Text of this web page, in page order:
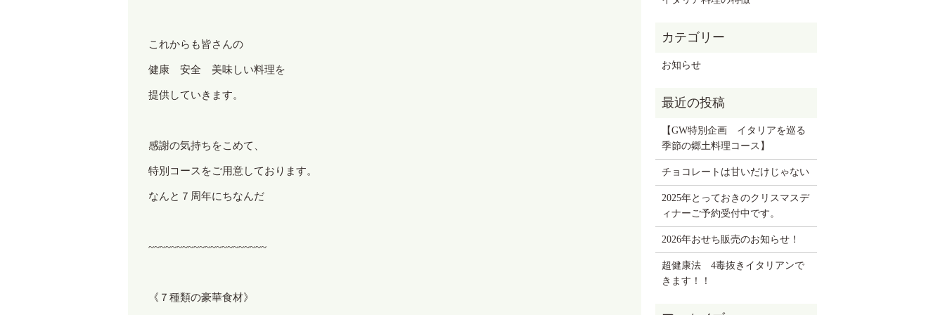
これからも皆さんの
健康 安全 美味しい料理を
提供していきます。
感謝の気持ちをこめて、
特別コースをご用意しております。
なんと７周年にちなんだ
~~~~~~~~~~~~~~~~~~~~~
《７種類の豪華食材》
お知らせ
【GW特別企画 イタリアを巡る
季節の郷土料理コース】
チョコレートは甘いだけじゃない
2025年とっておきのクリスマスデ
ィナーご予約受付中です。
2026年おせち販売のお知らせ！
超健康法 4毒抜きイタリアンで
きます！！